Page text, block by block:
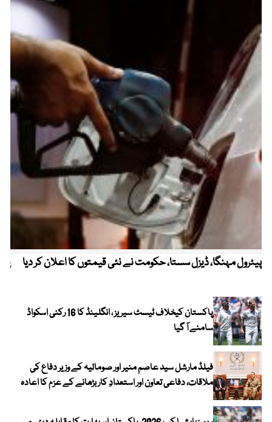
پیٹرول مہنگا، ڈیزل سستا، حکومت نے نئی قیمتوں کا اعلان کر دیا
پاکستان کیخلاف ٹیسٹ سیریز ، انگلینڈ کا 16 رکنی اسکواڈ
سامنے آ گیا
فیلڈ مارشل سید عاصم منیر اور صومالیہ کے وزیر دفاع کی
ملاقات، دفاعی تعاون اور استعدادِ کار بڑھانے کے عزم کا اعادہ